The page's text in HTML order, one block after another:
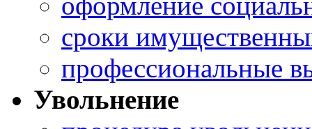
сроки
профессиональные
Увольнение